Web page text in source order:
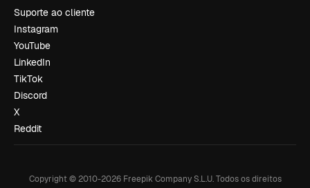
Suporte ao cliente
Instagram
YouTube
LinkedIn
TikTok
Discord
X
Reddit
Copyright © 2010-2026Freepik Company S.L.U. Todos os direitos